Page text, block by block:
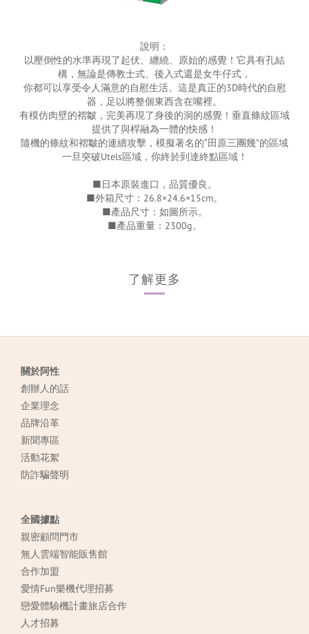
說明：
以壓倒性的水準再現了起伏、纏繞、原始的感覺！它具有孔結
構，無論是傳教士式、後入式還是女牛仔式，
你都可以享受令人滿意的自慰生活。這是真正的3D時代的自慰
器，足以將整個東西含在嘴裡。
有模仿肉壁的褶皺，完美再現了身後的洞的感覺！垂直條紋區域
提供了與桿融為一體的快感！
隨機的條紋和褶皺的連續攻擊，模擬著名的“田原三團幾”的區域
一旦突破Utels區域，你終於到達終點區域！
■日本原裝進口，品質優良。
■外箱尺寸：26.8×24.6×15cm。
■產品尺寸：如圖所示。
■產品重量：2300g。
了解更多
關於阿性
創辦人的話
企業理念
品牌沿革
新聞專區
活動花絮
防詐騙聲明
全國據點
親密顧問門市
無人雲端智能販售館
合作加盟
愛情Fun樂機代理招募
戀愛體驗機計畫旅店合作
人才招募